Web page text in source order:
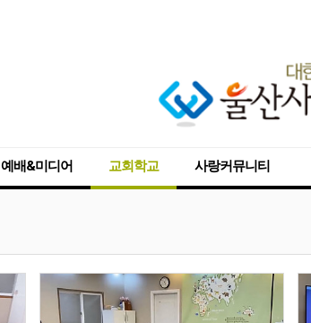
예배&미디어 교회학교 사랑커뮤니티